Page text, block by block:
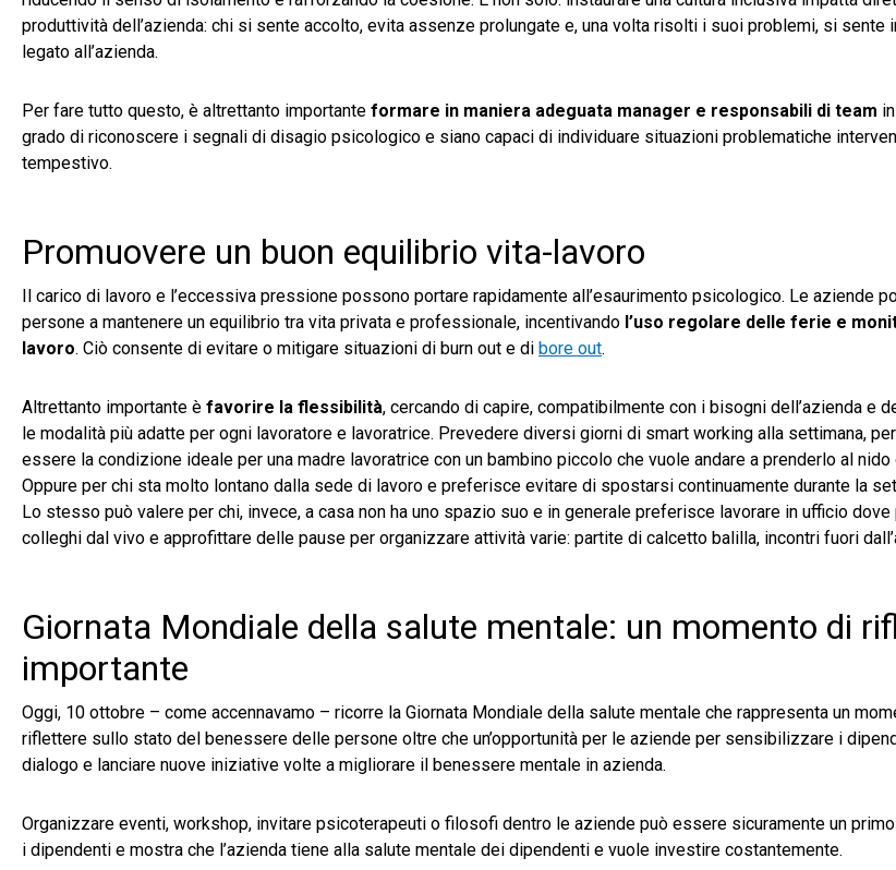
produttività dell’azienda: chi si sente accolto, evita assenze prolungate e, una volta risolti i suoi problemi, si sente
legato all’azienda.
Per fare tutto questo, è altrettanto importante formare in maniera adeguata manager e responsabili di team
grado di riconoscere i segnali di disagio psicologico e siano capaci di individuare situazioni problematiche
tempestivo.
Promuovere un buon equilibrio vita-lavoro
Il carico di lavoro e l’eccessiva pressione possono portare rapidamente all’esaurimento psicologico. Le aziende
persone a mantenere un equilibrio tra vita privata e professionale, incentivando l’uso regolare delle ferie e
lavoro. Ciò consente di evitare o mitigare situazioni di burn out e di bore out.
Altrettanto importante è favorire la flessibilità, cercando di capire, compatibilmente con i bisogni dell’azienda e
le modalità più adatte per ogni lavoratore e lavoratrice. Prevedere diversi giorni di smart working alla settimana,
essere la condizione ideale per una madre lavoratrice con un bambino piccolo che vuole andare a prenderlo al nido
Oppure per chi sta molto lontano dalla sede di lavoro e preferisce evitare di spostarsi continuamente durante la
Lo stesso può valere per chi, invece, a casa non ha uno spazio suo e in generale preferisce lavorare in ufficio
colleghi dal vivo e approfittare delle pause per organizzare attività varie: partite di calcetto balilla, incontri fuori
Giornata Mondiale della salute mentale: un momento di
importante
Oggi, 10 ottobre – come accennavamo – ricorre la Giornata Mondiale della salute mentale che rappresenta un
riflettere sullo stato del benessere delle persone oltre che un’opportunità per le aziende per sensibilizzare i
dialogo e lanciare nuove iniziative volte a migliorare il benessere mentale in azienda.
Organizzare eventi, workshop, invitare psicoterapeuti o filosofi dentro le aziende può essere sicuramente un
i dipendenti e mostra che l’azienda tiene alla salute mentale dei dipendenti e vuole investire costantemente.